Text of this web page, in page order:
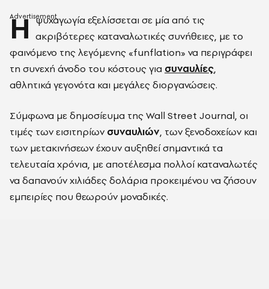
Η ψυχαγωγία εξελίσσεται σε μία από τις
ακριβότερες καταναλωτικές συνήθειες, με το
φαινόμενο της λεγόμενης «funflation» να περιγράφει
τη συνεχή άνοδο του κόστους για συναυλίες,
αθλητικά γεγονότα και μεγάλες διοργανώσεις.
Σύμφωνα με δημοσίευμα της Wall Street Journal, οι
τιμές των εισιτηρίων συναυλιών, των ξενοδοχείων και
των μετακινήσεων έχουν αυξηθεί σημαντικά τα
τελευταία χρόνια, με αποτέλεσμα πολλοί καταναλωτές
να δαπανούν χιλιάδες δολάρια προκειμένου να ζήσουν
εμπειρίες που θεωρούν μοναδικές.